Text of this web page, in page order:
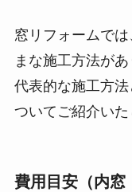
窓リフォームで
まな施工方法があ
代表的な施工方
ついてご紹介いた
費用目安（内窓